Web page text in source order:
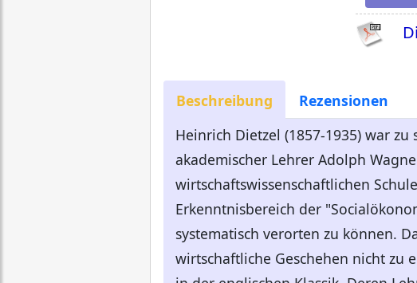
Beschreibung
Rezensionen
Heinrich Dietzel (1857-1935) war
akademischer Lehrer Adolph
wirtschaftswissenschaftlichen
Erkenntnisbereich der
systematisch verorten zu können.
wirtschaftliche Geschehen nicht zu